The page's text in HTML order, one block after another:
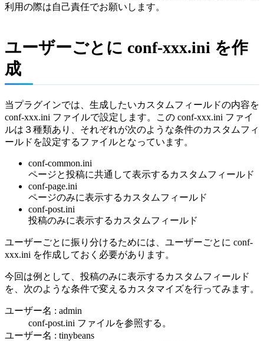
利用の際は自己責任でお願いします。
ユーザーごとに conf-xxx.ini を作
成
当プラグインでは、生成したいカスタムフィールドの内容を
conf-xxx.ini ファイルで設定します。この conf-xxx.ini ファイ
ルは３種類あり、それぞれが次のような条件のカスタムフィ
ールドを設定するファイルとなっています。
conf-common.ini
ページと投稿に共通して表示するカスタムフィールド
conf-page.ini
ページのみに表示するカスタムフィールド
conf-post.ini
投稿のみに表示するカスタムフィールド
ユーザーごとに振り分けるためには、ユーザーごとに conf-
xxx.ini を作成しておく必要があります。
今回は例として、投稿のみに表示するカスタムフィールド
を、次のような条件で変えるカスタマイズを行ってみます。
ユーザー名 : admin
conf-post.ini ファイルを参照する。
ユーザー名 : tinybeans